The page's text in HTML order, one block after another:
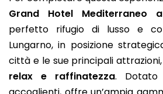
Grand Hotel Mediterraneo
perfetto rifugio di lusso e
Lungarno, in posizione
città e le sue principali attrazioni,
relax e raffinatezza.